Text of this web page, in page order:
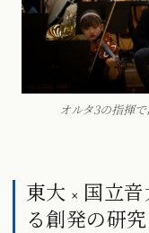
オルタ3の指揮
東大 × 国立
る創発の研究